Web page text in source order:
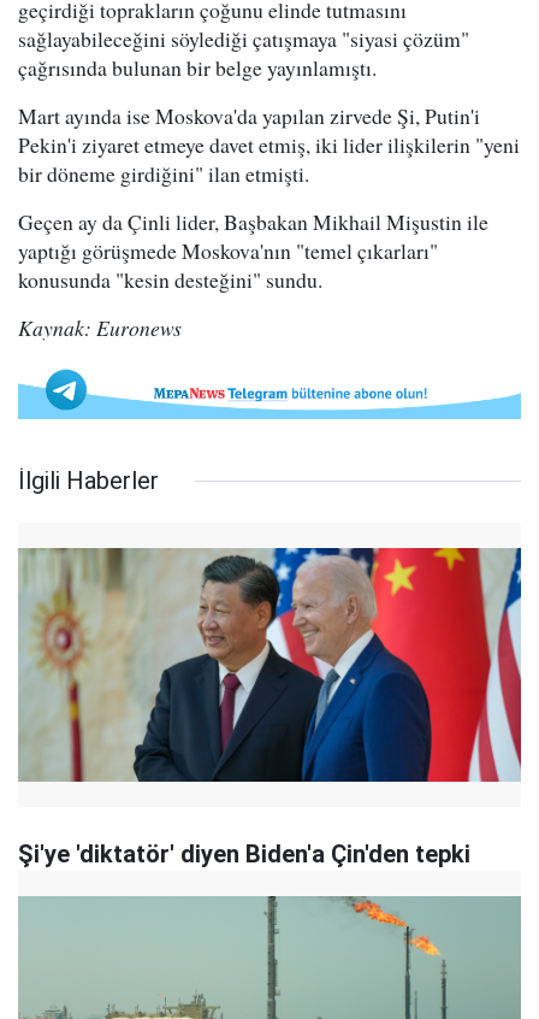
geçirdiği toprakların çoğunu elinde tutmasını
sağlayabileceğini söylediği çatışmaya "siyasi çözüm"
çağrısında bulunan bir belge yayınlamıştı.
Mart ayında ise Moskova'da yapılan zirvede Şi, Putin'i
Pekin'i ziyaret etmeye davet etmiş, iki lider ilişkilerin "yeni
bir döneme girdiğini" ilan etmişti.
Geçen ay da Çinli lider, Başbakan Mikhail Mişustin ile
yaptığı görüşmede Moskova'nın "temel çıkarları"
konusunda "kesin desteğini" sundu.
Kaynak: Euronews
İlgili Haberler
Şi'ye 'diktatör' diyen Biden'a Çin'den tepki